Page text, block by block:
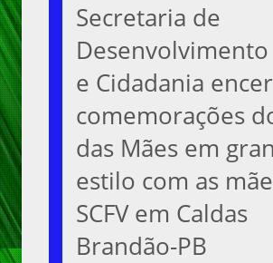
Secretaria de
Desenvolvimento
e Cidadania
comemorações
das Mães em
estilo com as
SCFV em Caldas
Brandão-PB